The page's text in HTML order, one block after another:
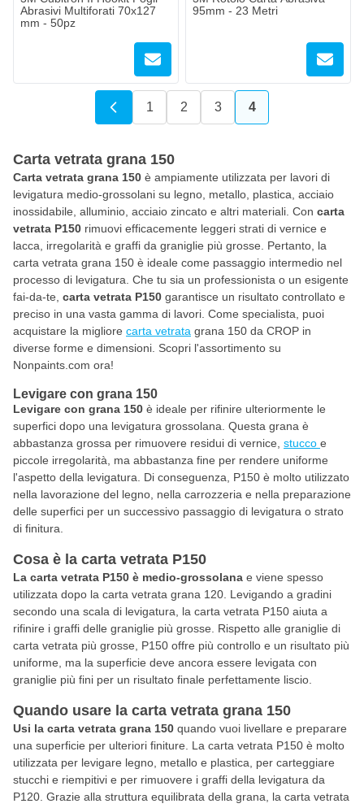
Abrasivi Multiforati 70x127
mm - 50pz
95mm - 23 Metri
Pagina
1 Pagina
2 Pagina
3 Attualmente stai
4
Carta vetrata grana 150
Carta vetrata grana 150 è ampiamente utilizzata per lavori di
levigatura medio-grossolani su legno, metallo, plastica, acciaio
inossidabile, alluminio, acciaio zincato e altri materiali. Con carta
vetrata P150 rimuovi efficacemente leggeri strati di vernice e
lacca, irregolarità e graffi da graniglie più grosse. Pertanto, la
carta vetrata grana 150 è ideale come passaggio intermedio nel
processo di levigatura. Che tu sia un professionista o un esigente
fai-da-te, carta vetrata P150 garantisce un risultato controllato e
preciso in una vasta gamma di lavori. Come specialista, puoi
acquistare la migliore carta vetrata grana 150 da CROP in
diverse forme e dimensioni. Scopri l'assortimento su
Nonpaints.com ora!
Levigare con grana 150
Levigare con grana 150 è ideale per rifinire ulteriormente le
superfici dopo una levigatura grossolana. Questa grana è
abbastanza grossa per rimuovere residui di vernice, stucco e
piccole irregolarità, ma abbastanza fine per rendere uniforme
l'aspetto della levigatura. Di conseguenza, P150 è molto utilizzato
nella lavorazione del legno, nella carrozzeria e nella preparazione
delle superfici per un successivo passaggio di levigatura o strato
di finitura.
Cosa è la carta vetrata P150
La carta vetrata P150 è medio-grossolana e viene spesso
utilizzata dopo la carta vetrata grana 120. Levigando a gradini
secondo una scala di levigatura, la carta vetrata P150 aiuta a
rifinire i graffi delle graniglie più grosse. Rispetto alle graniglie di
carta vetrata più grosse, P150 offre più controllo e un risultato più
uniforme, ma la superficie deve ancora essere levigata con
graniglie più fini per un risultato finale perfettamente liscio.
Quando usare la carta vetrata grana 150
Usi la carta vetrata grana 150 quando vuoi livellare e preparare
una superficie per ulteriori finiture. La carta vetrata P150 è molto
utilizzata per levigare legno, metallo e plastica, per carteggiare
stucchi e riempitivi e per rimuovere i graffi della levigatura da
P120. Grazie alla struttura equilibrata della grana, la carta vetrata